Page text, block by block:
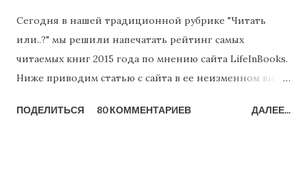
Сегодня в нашей традиционной рубрике "Читать
или..?" мы решили напечатать рейтинг самых
читаемых книг 2015 года по мнению сайта LifeInBooks.
Ниже приводим статью с сайта в ее неизменном виде"
список литературных произведений, которые
ПОДЕЛИТЬСЯ 80 КОММЕНТАРИЕВ ДАЛЕЕ...